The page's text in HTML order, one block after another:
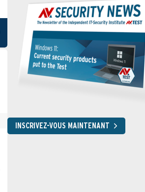
INSCRIVEZ-VOUS MAINTENANT